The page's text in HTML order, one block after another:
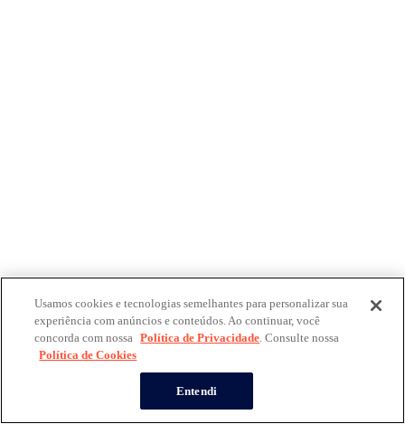
Usamos cookies e tecnologias semelhantes para personalizar sua
experiência com anúncios e conteúdos. Ao continuar, você
concorda com nossa Política de Privacidade. Consulte nossa
Política de Cookies
Entendi